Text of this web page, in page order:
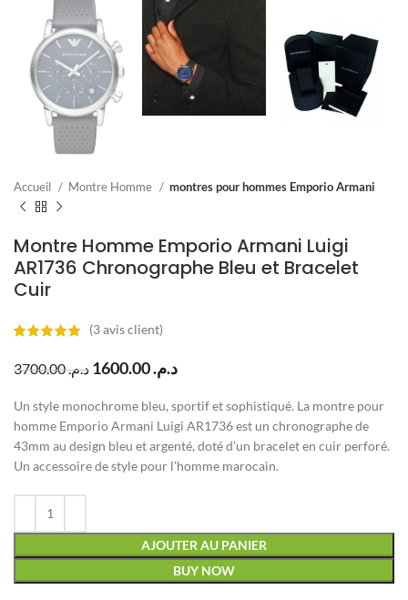
Accueil Montre Homme montres pour hommes Emporio Armani
Montre Homme Emporio Armani Luigi
AR1736 Chronographe Bleu et Bracelet
Cuir
(3avis client)
د.م.3700.00 د.م.
Un style monochrome bleu, sportif et sophistiqué. La montre pour
homme Emporio Armani Luigi AR1736 est un chronographe de
43mm au design bleu et argenté, doté d’un bracelet en cuir perforé.
Un accessoire de style pour l’homme marocain.
AJOUTER AU PANIER
BUY NOW